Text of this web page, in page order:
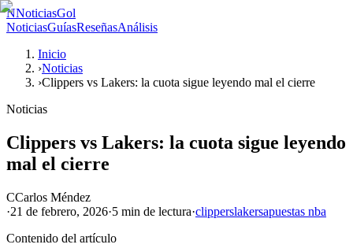
NNoticiasGol
NoticiasGuíasReseñasAnálisis
Inicio
›Noticias
›Clippers vs Lakers: la cuota sigue leyendo mal el cierre
Noticias
Clippers vs Lakers: la cuota sigue leyendo
mal el cierre
CCarlos Méndez
·21 de febrero, 2026·5 min de lectura·clipperslakersapuestas nba
Contenido del artículo